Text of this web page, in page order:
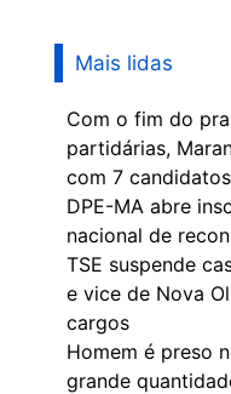
Mais lidas
Com o fim do
partidárias,
com 7
DPE-MA abre
nacional de
TSE suspende
e vice de Nova
cargos
Homem é preso
grande